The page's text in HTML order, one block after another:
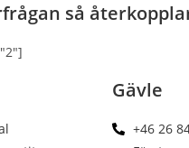
så
Gävle
+46 26